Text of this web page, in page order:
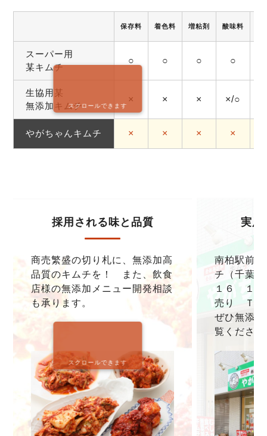
保存料 着色料 増粘剤 酸味料
スーパー用
某キムチ
○ ○ ○ ○
生協用某
無添加キムチ
× × × ×/○
やがちゃんキムチ × × × ×
スクロールできます
採用される味と品質
商売繁盛の切り札に、無添加高
品質のキムチを！ また、飲食
店様の無添加メニュー開発相談
も承ります。
実店
南柏駅前
チ（千葉
１６ １F
売り ＴＥ
ぜひ無添
覧くださ
スクロールできます